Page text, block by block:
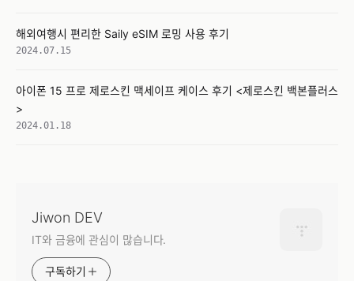
해외여행시 편리한 Saily eSIM 로밍 사용 후기
2024.07.15
아이폰 15 프로 제로스킨 맥세이프 케이스 후기 <제로스킨 백본플러스
>
2024.01.18
Jiwon DEV
IT와 금융에 관심이 많습니다.
구독하기